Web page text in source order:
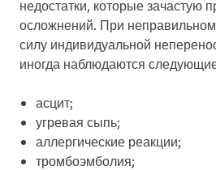
недостатки, которые зачастую
осложнений. При
силу индивидуальной
иногда наблюдаются
асцит;
угревая сыпь;
аллергические реакции;
тромбоэмболия;